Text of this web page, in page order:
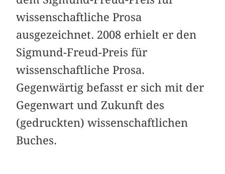
wissenschaftliche Prosa
ausgezeichnet. 2008 erhielt er den
Sigmund-Freud-Preis für
wissenschaftliche Prosa.
Gegenwärtig befasst er sich mit der
Gegenwart und Zukunft des
(gedruckten) wissenschaftlichen
Buches.